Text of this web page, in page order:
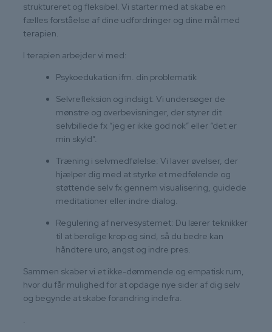
struktureret og fleksibel. Vi starter med at skabe en
fælles forståelse af dine udfordringer og dine mål med
terapien.
I terapien arbejder vi med:
Psykoedukation ifm. din problematik
Selvrefleksion og indsigt: Vi undersøger de
mønstre og overbevisninger, der styrer dit
selvbillede fx “jeg er ikke god nok” eller “det er
min skyld”.
Træning i selvmedfølelse: Vi laver øvelser, der
hjælper dig med at styrke et medfølende og
støttende selv fx gennem visualisering, guidede
meditationer eller indre dialog.
Regulering af nervesystemet: Du lærer teknikker
til at berolige krop og sind, så du bedre kan
håndtere uro, angst og indre pres.
Sammen skaber vi et ikke-dømmende og empatisk rum,
hvor du får mulighed for at opdage nye sider af dig selv
og begynde at skabe forandring indefra.
.